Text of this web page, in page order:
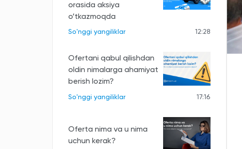
orasida aksiya
o’tkazmoqda
So'nggi yangiliklar 12:28
Ofertani qabul qilishdan
oldin nimalarga ahamiyat
berish lozim?
So'nggi yangiliklar 17:16
Oferta nima va u nima
uchun kerak?